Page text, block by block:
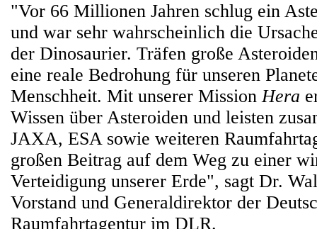
"Vor 66 Millionen Jahren schlug ein
und war sehr wahrscheinlich die
der Dinosaurier. Träfen große
eine reale Bedrohung für unseren
Menschheit. Mit unserer MissionHera
Wissen über Asteroiden und leisten
JAXA, ESA sowie weiteren
großen Beitrag auf dem Weg zu einer
Verteidigung unserer Erde", sagt Dr.
Vorstand und Generaldirektor der
Raumfahrtagentur im DLR.